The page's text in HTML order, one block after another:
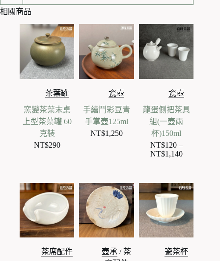
相關商品
茶葉罐
窯變茶葉末桌
上型茶葉罐 60
克裝
NT$290
瓷壺
手繪鬥彩豆青
手掌壺125ml
NT$1,250
瓷壺
龍蛋側把茶具
組(一壺兩
杯)150ml
NT$120 –
NT$1,140價
圍：
NT$120
到
NT$1,140
茶席配件 壺承 /茶
瓷茶杯